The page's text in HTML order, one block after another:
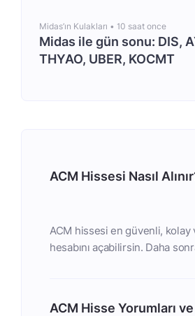
Midas’ın Kulakları • 10 saat once
Midas ile gün sonu: DIS,
THYAO, UBER, KOCMT
ACM Hissesi Nasıl
ACM hissesi en güvenli, kolay
hesabını açabilirsin. Daha
ACM Hisse Yorumları